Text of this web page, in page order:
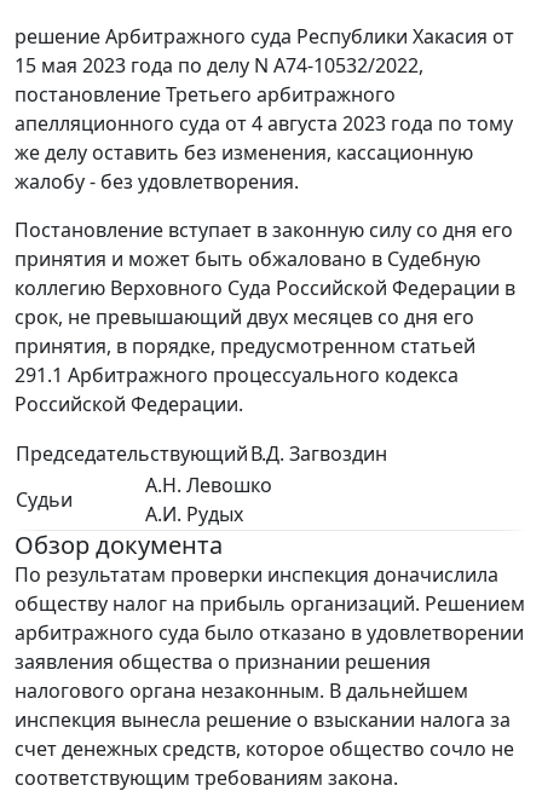
решение Арбитражного суда Республики Хакасия от
15 мая 2023 года по делу N А74-10532/2022,
постановление Третьего арбитражного
апелляционного суда от 4 августа 2023 года по тому
же делу оставить без изменения, кассационную
жалобу - без удовлетворения.
Постановление вступает в законную силу со дня его
принятия и может быть обжаловано в Судебную
коллегию Верховного Суда Российской Федерации в
срок, не превышающий двух месяцев со дня его
принятия, в порядке, предусмотренном статьей
291.1 Арбитражного процессуального кодекса
Российской Федерации.
ПредседательствующийВ.Д. Загвоздин
Судьи
А.Н. Левошко
А.И. Рудых
Обзор документа
По результатам проверки инспекция доначислила
обществу налог на прибыль организаций. Решением
арбитражного суда было отказано в удовлетворении
заявления общества о признании решения
налогового органа незаконным. В дальнейшем
инспекция вынесла решение о взыскании налога за
счет денежных средств, которое общество сочло не
соответствующим требованиям закона.